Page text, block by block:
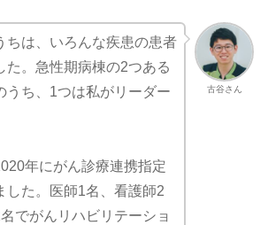
古谷さん
ちは、いろんな疾患の患者
た。急性期病棟の2つある
うち、1つは私がリーダー
年にがん診療連携指定
した。医師1名、看護師2
でがんリハビリテーショ